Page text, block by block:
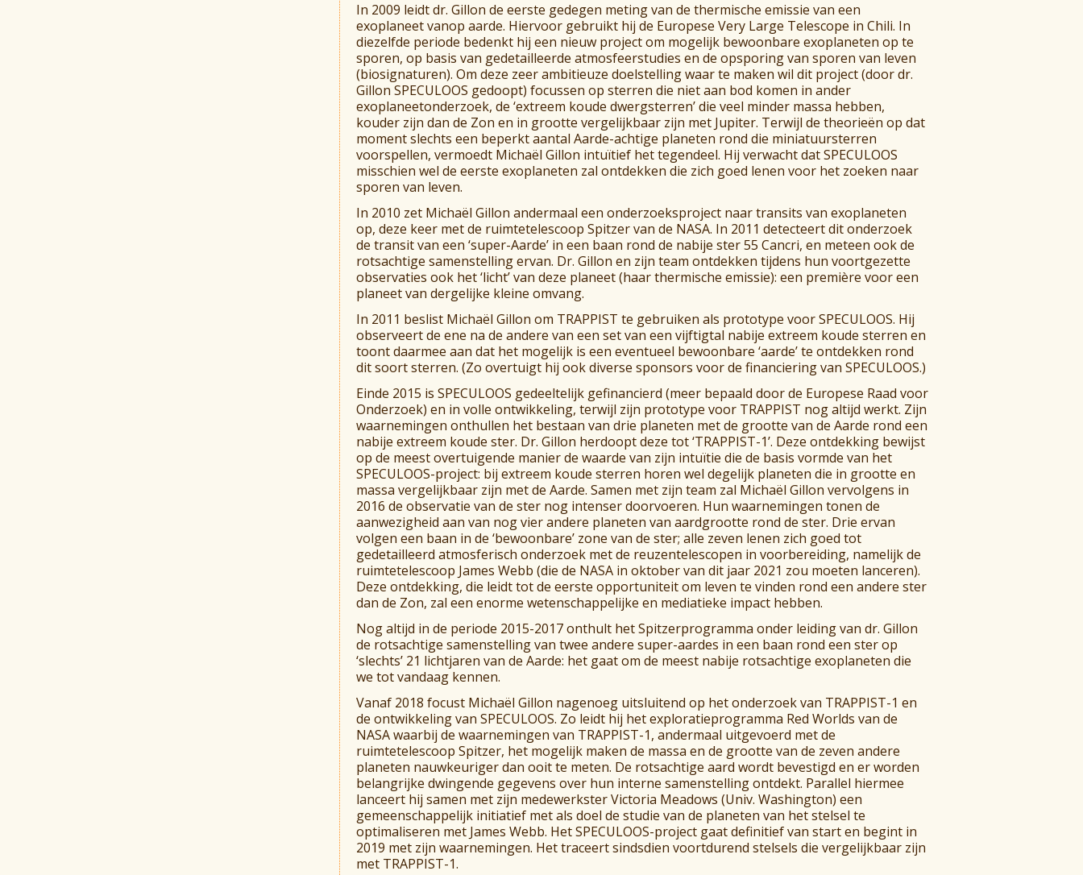
In 2009 leidt dr. Gillon de eerste gedegen meting van de thermische emissie van een
exoplaneet vanop aarde. Hiervoor gebruikt hij de Europese Very Large Telescope in Chili. In
diezelfde periode bedenkt hij een nieuw project om mogelijk bewoonbare exoplaneten op te
sporen, op basis van gedetailleerde atmosfeerstudies en de opsporing van sporen van leven
(biosignaturen). Om deze zeer ambitieuze doelstelling waar te maken wil dit project (door dr.
Gillon SPECULOOS gedoopt) focussen op sterren die niet aan bod komen in ander
exoplaneetonderzoek, de ‘extreem koude dwergsterren’ die veel minder massa hebben,
kouder zijn dan de Zon en in grootte vergelijkbaar zijn met Jupiter. Terwijl de theorieën op dat
moment slechts een beperkt aantal Aarde-achtige planeten rond die miniatuursterren
voorspellen, vermoedt Michaël Gillon intuïtief het tegendeel. Hij verwacht dat SPECULOOS
misschien wel de eerste exoplaneten zal ontdekken die zich goed lenen voor het zoeken naar
sporen van leven.
In 2010 zet Michaël Gillon andermaal een onderzoeksproject naar transits van exoplaneten
op, deze keer met de ruimtetelescoop Spitzer van de NASA. In 2011 detecteert dit onderzoek
de transit van een ‘super-Aarde’ in een baan rond de nabije ster 55 Cancri, en meteen ook de
rotsachtige samenstelling ervan. Dr. Gillon en zijn team ontdekken tijdens hun voortgezette
observaties ook het ‘licht’ van deze planeet (haar thermische emissie): een première voor een
planeet van dergelijke kleine omvang.
In 2011 beslist Michaël Gillon om TRAPPIST te gebruiken als prototype voor SPECULOOS. Hij
observeert de ene na de andere van een set van een vijftigtal nabije extreem koude sterren en
toont daarmee aan dat het mogelijk is een eventueel bewoonbare ‘aarde’ te ontdekken rond
dit soort sterren. (Zo overtuigt hij ook diverse sponsors voor de financiering van SPECULOOS.)
Einde 2015 is SPECULOOS gedeeltelijk gefinancierd (meer bepaald door de Europese Raad voor
Onderzoek) en in volle ontwikkeling, terwijl zijn prototype voor TRAPPIST nog altijd werkt. Zijn
waarnemingen onthullen het bestaan van drie planeten met de grootte van de Aarde rond een
nabije extreem koude ster. Dr. Gillon herdoopt deze tot ‘TRAPPIST-1’. Deze ontdekking bewijst
op de meest overtuigende manier de waarde van zijn intuïtie die de basis vormde van het
SPECULOOS-project: bij extreem koude sterren horen wel degelijk planeten die in grootte en
massa vergelijkbaar zijn met de Aarde. Samen met zijn team zal Michaël Gillon vervolgens in
2016 de observatie van de ster nog intenser doorvoeren. Hun waarnemingen tonen de
aanwezigheid aan van nog vier andere planeten van aardgrootte rond de ster. Drie ervan
volgen een baan in de ‘bewoonbare’ zone van de ster; alle zeven lenen zich goed tot
gedetailleerd atmosferisch onderzoek met de reuzentelescopen in voorbereiding, namelijk de
ruimtetelescoop James Webb (die de NASA in oktober van dit jaar 2021 zou moeten lanceren).
Deze ontdekking, die leidt tot de eerste opportuniteit om leven te vinden rond een andere ster
dan de Zon, zal een enorme wetenschappelijke en mediatieke impact hebben.
Nog altijd in de periode 2015-2017 onthult het Spitzerprogramma onder leiding van dr. Gillon
de rotsachtige samenstelling van twee andere super-aardes in een baan rond een ster op
‘slechts’ 21 lichtjaren van de Aarde: het gaat om de meest nabije rotsachtige exoplaneten die
we tot vandaag kennen.
Vanaf 2018 focust Michaël Gillon nagenoeg uitsluitend op het onderzoek van TRAPPIST-1 en
de ontwikkeling van SPECULOOS. Zo leidt hij het exploratieprogramma Red Worlds van de
NASA waarbij de waarnemingen van TRAPPIST-1, andermaal uitgevoerd met de
ruimtetelescoop Spitzer, het mogelijk maken de massa en de grootte van de zeven andere
planeten nauwkeuriger dan ooit te meten. De rotsachtige aard wordt bevestigd en er worden
belangrijke dwingende gegevens over hun interne samenstelling ontdekt. Parallel hiermee
lanceert hij samen met zijn medewerkster Victoria Meadows (Univ. Washington) een
gemeenschappelijk initiatief met als doel de studie van de planeten van het stelsel te
optimaliseren met James Webb. Het SPECULOOS-project gaat definitief van start en begint in
2019 met zijn waarnemingen. Het traceert sindsdien voortdurend stelsels die vergelijkbaar zijn
met TRAPPIST-1.